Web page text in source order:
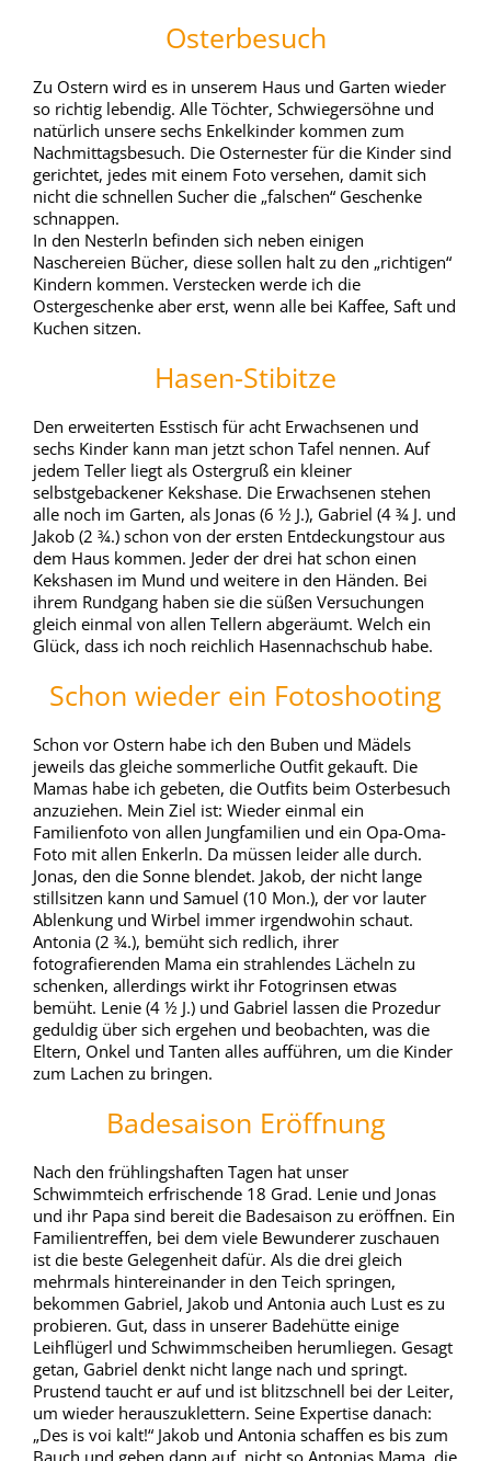
Osterbesuch
Zu Ostern wird es in unserem Haus und Garten wieder
so richtig lebendig. Alle Töchter, Schwiegersöhne und
natürlich unsere sechs Enkelkinder kommen zum
Nachmittagsbesuch. Die Osternester für die Kinder sind
gerichtet, jedes mit einem Foto versehen, damit sich
nicht die schnellen Sucher die „falschen“ Geschenke
schnappen.
In den Nesterln befinden sich neben einigen
Naschereien Bücher, diese sollen halt zu den „richtigen“
Kindern kommen. Verstecken werde ich die
Ostergeschenke aber erst, wenn alle bei Kaffee, Saft und
Kuchen sitzen.
Hasen-Stibitze
Den erweiterten Esstisch für acht Erwachsenen und
sechs Kinder kann man jetzt schon Tafel nennen. Auf
jedem Teller liegt als Ostergruß ein kleiner
selbstgebackener Kekshase. Die Erwachsenen stehen
alle noch im Garten, als Jonas (6 ½ J.), Gabriel (4 ¾ J. und
Jakob (2 ¾.) schon von der ersten Entdeckungstour aus
dem Haus kommen. Jeder der drei hat schon einen
Kekshasen im Mund und weitere in den Händen. Bei
ihrem Rundgang haben sie die süßen Versuchungen
gleich einmal von allen Tellern abgeräumt. Welch ein
Glück, dass ich noch reichlich Hasennachschub habe.
Schon wieder ein Fotoshooting
Schon vor Ostern habe ich den Buben und Mädels
jeweils das gleiche sommerliche Outfit gekauft. Die
Mamas habe ich gebeten, die Outfits beim Osterbesuch
anzuziehen. Mein Ziel ist: Wieder einmal ein
Familienfoto von allen Jungfamilien und ein Opa-Oma-
Foto mit allen Enkerln. Da müssen leider alle durch.
Jonas, den die Sonne blendet. Jakob, der nicht lange
stillsitzen kann und Samuel (10 Mon.), der vor lauter
Ablenkung und Wirbel immer irgendwohin schaut.
Antonia (2 ¾.), bemüht sich redlich, ihrer
fotografierenden Mama ein strahlendes Lächeln zu
schenken, allerdings wirkt ihr Fotogrinsen etwas
bemüht. Lenie (4 ½ J.) und Gabriel lassen die Prozedur
geduldig über sich ergehen und beobachten, was die
Eltern, Onkel und Tanten alles aufführen, um die Kinder
zum Lachen zu bringen.
Badesaison Eröffnung
Nach den frühlingshaften Tagen hat unser
Schwimmteich erfrischende 18 Grad. Lenie und Jonas
und ihr Papa sind bereit die Badesaison zu eröffnen. Ein
Familientreffen, bei dem viele Bewunderer zuschauen
ist die beste Gelegenheit dafür. Als die drei gleich
mehrmals hintereinander in den Teich springen,
bekommen Gabriel, Jakob und Antonia auch Lust es zu
probieren. Gut, dass in unserer Badehütte einige
Leihflügerl und Schwimmscheiben herumliegen. Gesagt
getan, Gabriel denkt nicht lange nach und springt.
Prustend taucht er auf und ist blitzschnell bei der Leiter,
um wieder herauszuklettern. Seine Expertise danach:
„Des is voi kalt!“ Jakob und Antonia schaffen es bis zum
Bauch und geben dann auf, nicht so Antonias Mama, die